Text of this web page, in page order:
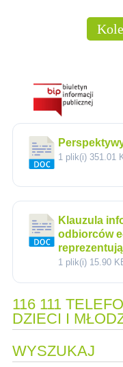
1 plik(i) 351.01
Klauzula
odbiorców
1 plik(i) 15.90
116 111
DZIECI I
WYSZUKAJ